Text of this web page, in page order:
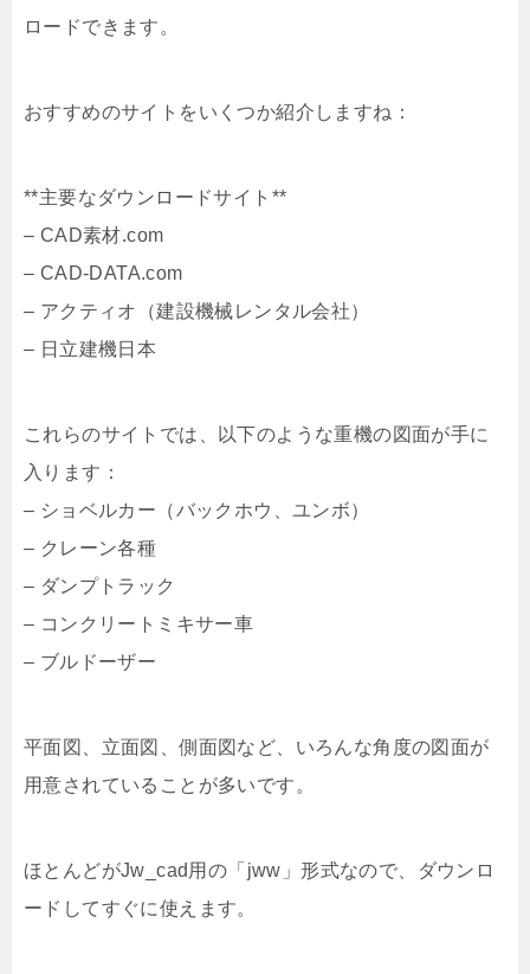
ロードできます。
おすすめのサイトをいくつか紹介しますね：
**主要なダウンロードサイト**
– CAD素材.com
– CAD-DATA.com
– アクティオ（建設機械レンタル会社）
– 日立建機日本
これらのサイトでは、以下のような重機の図面が手に
入ります：
– ショベルカー（バックホウ、ユンボ）
– クレーン各種
– ダンプトラック
– コンクリートミキサー車
– ブルドーザー
平面図、立面図、側面図など、いろんな角度の図面が
用意されていることが多いです。
ほとんどがJw_cad用の「jww」形式なので、ダウンロ
ードしてすぐに使えます。